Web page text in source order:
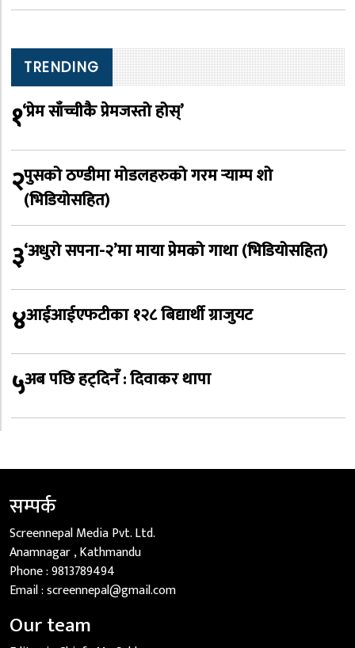
TRENDING
१‘प्रेम साँच्चीकै प्रेमजस्तो होस्’
२पुसको ठण्डीमा मोडलहरुको गरम र्‍याम्प शो
(भिडियोसहित)
३‘अधुरो सपना-२’मा माया प्रेमको गाथा (भिडियोसहित)
४आईआईएफटीका १२८ बिद्यार्थी ग्राजुयट
५अब पछि हट्दिनँ : दिवाकर थापा
सम्पर्क
Screennepal Media Pvt. Ltd.
Anamnagar , Kathmandu
Phone :9813789494
Email :screennepal@gmail.com
Our team